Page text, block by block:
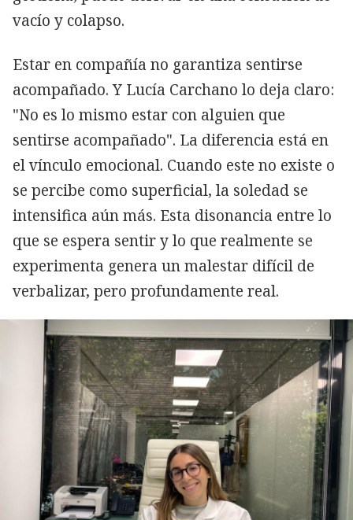
vacío y colapso.
Estar en compañía no garantiza sentirse
acompañado. Y Lucía Carchano lo deja claro:
"No es lo mismo estar con alguien que
sentirse acompañado". La diferencia está en
el vínculo emocional. Cuando este no existe o
se percibe como superficial, la soledad se
intensifica aún más. Esta disonancia entre lo
que se espera sentir y lo que realmente se
experimenta genera un malestar difícil de
verbalizar, pero profundamente real.